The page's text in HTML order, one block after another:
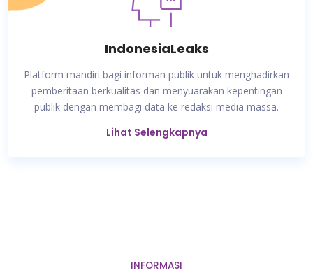
IndonesiaLeaks
Platform mandiri bagi informan publik untuk menghadirkan
pemberitaan berkualitas dan menyuarakan kepentingan
publik dengan membagi data ke redaksi media massa.
Lihat Selengkapnya
INFORMASI